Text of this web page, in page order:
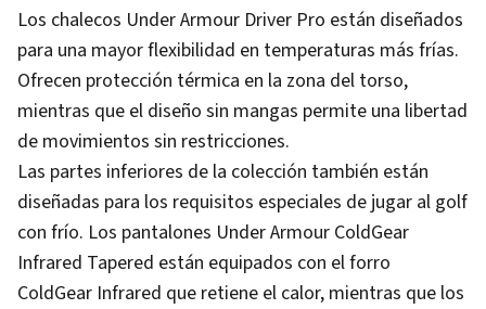
Los chalecos Under Armour Driver Pro están diseñados
para una mayor flexibilidad en temperaturas más frías.
Ofrecen protección térmica en la zona del torso,
mientras que el diseño sin mangas permite una libertad
de movimientos sin restricciones.
Las partes inferiores de la colección también están
diseñadas para los requisitos especiales de jugar al golf
con frío. Los pantalones Under Armour ColdGear
Infrared Tapered están equipados con el forro
ColdGear Infrared que retiene el calor, mientras que los